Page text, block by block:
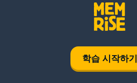
학습 시작하기